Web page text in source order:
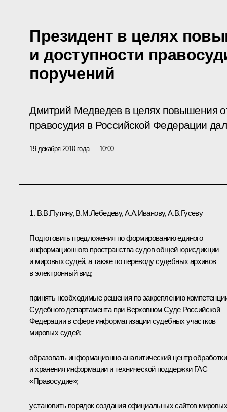
Президент в целях
и доступности
поручений
Дмитрий Медведев в целях повышения
правосудия в Российской Федерации
19 декабря 2010 года 10:00
1. В.В.Путину, В.М.Лебедеву, А.А.Иванову, А.В.Гусеву
Подготовить предложения по формированию единого
информационного пространства судов общей юрисдикции
и мировых судей, а также по переводу судебных архивов
в электронный вид;
принять необходимые решения по закреплению
Судебного департамента при Верховном Суде Российской
Федерации в сфере информатизации судебных участков
мировых судей;
образовать информационно-аналитический центр обработки
и хранения информации и технической поддержки ГАС
«Правосудие»;
установить порядок создания официальных сайтов мировых